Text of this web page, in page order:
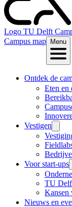
Logo TU Delft
Campus map Menu
Ontdek de
Eten en
Vestigen
Voor start-ups
TU
Kansen
Nieuws en